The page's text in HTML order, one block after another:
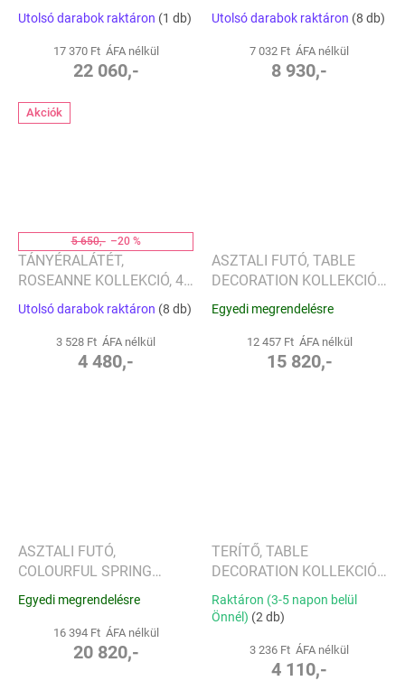
Utolsó darabok raktáron (1 db)
17 370 Ft ÁFA nélkül
22 060,-
SANDER
Utolsó darabok raktáron (8 db)
7 032 Ft ÁFA nélkül
8 930,-
Akciók
5 650,- –20 %
TÁNYÉRALÁTÉT,
ROSEANNE KOLLEKCIÓ, 40
X 40 CM - SANDER
Utolsó darabok raktáron (8 db)
3 528 Ft ÁFA nélkül
4 480,-
ASZTALI FUTÓ, TABLE
DECORATION KOLLEKCIÓ -
VILLEROY & BOCH
Egyedi megrendelésre
12 457 Ft ÁFA nélkül
15 820,-
ASZTALI FUTÓ,
COLOURFUL SPRING
KOLLEKCIÓ - VILLEROY &
BOCH
Egyedi megrendelésre
16 394 Ft ÁFA nélkül
20 820,-
TERÍTŐ, TABLE
DECORATION KOLLEKCIÓ -
VILLEROY & BOCH
Raktáron (3-5 napon belül
Önnél) (2 db)
3 236 Ft ÁFA nélkül
4 110,-